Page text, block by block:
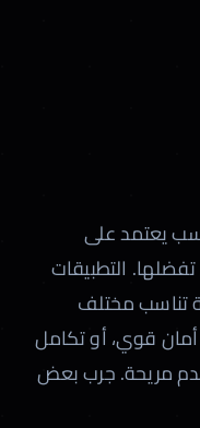
يعتمد على
التطبيقات
تناسب مختلف
قوي، أو تكامل
مريحة. جرب بعض